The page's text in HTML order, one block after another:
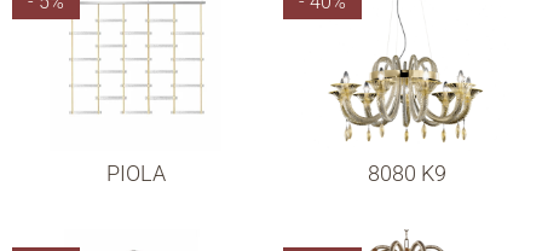
PIOLA 8080 K9